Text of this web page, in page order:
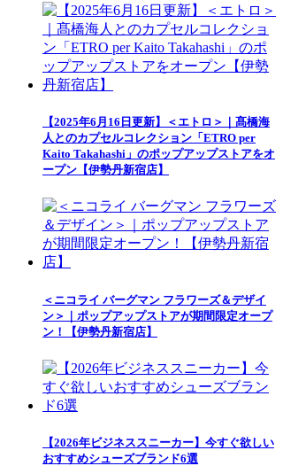
【2025年6月16日更新】＜エトロ＞｜髙橋海
人とのカプセルコレクション「ETRO per
Kaito Takahashi」のポップアップストアをオ
ープン【伊勢丹新宿店】
＜ニコライ バーグマン フラワーズ＆デザイ
ン＞｜ポップアップストアが期間限定オープ
ン！【伊勢丹新宿店】
【2026年ビジネススニーカー】今すぐ欲しい
おすすめシューズブランド6選